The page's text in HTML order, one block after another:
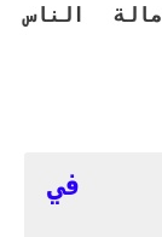
الناس
في